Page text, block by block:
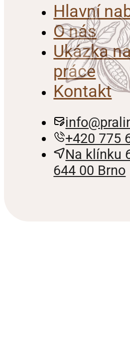
Hlavní
O nás
Ukázka
práce
Kontakt
+420 775
Na klínku
644 00 Brno